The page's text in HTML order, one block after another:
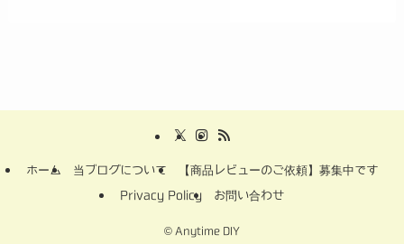
ホーム 当ブログについて
【商品レビューのご依頼】募集中です
Privacy Policy
お問い合わせ
© Anytime DIY